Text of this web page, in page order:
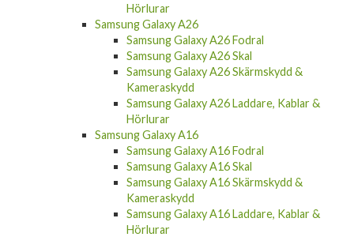
Hörlurar
Samsung Galaxy A26
Samsung Galaxy A26 Fodral
Samsung Galaxy A26 Skal
Samsung Galaxy A26 Skärmskydd &
Kameraskydd
Samsung Galaxy A26 Laddare, Kablar &
Hörlurar
Samsung Galaxy A16
Samsung Galaxy A16 Fodral
Samsung Galaxy A16 Skal
Samsung Galaxy A16 Skärmskydd &
Kameraskydd
Samsung Galaxy A16 Laddare, Kablar &
Hörlurar